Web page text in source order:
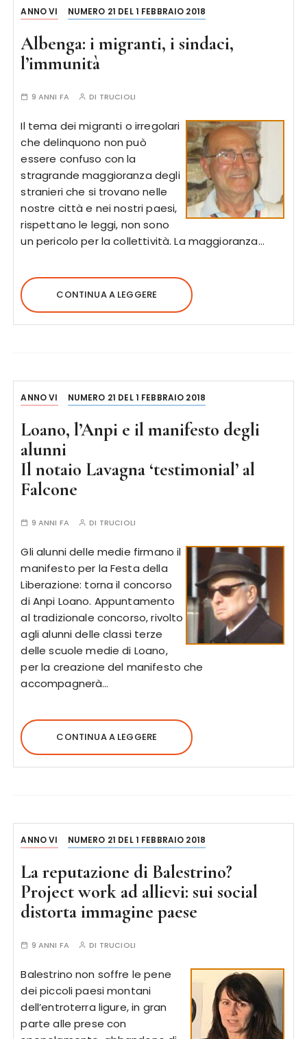
ANNO VI NUMERO 21 DEL 1 FEBBRAIO 2018
Albenga: i migranti, i sindaci,
l’immunità
9 ANNI FA DI TRUCIOLI
Il tema dei migranti o irregolari
che delinquono non può
essere confuso con la
stragrande maggioranza degli
stranieri che si trovano nelle
nostre città e nei nostri paesi,
rispettano le leggi, non sono
un pericolo per la collettività. La maggioranza…
CONTINUA A LEGGERE
ANNO VI NUMERO 21 DEL 1 FEBBRAIO 2018
Loano, l’Anpi e il manifesto degli
alunni
Il notaio Lavagna ‘testimonial’ al
Falcone
9 ANNI FA DI TRUCIOLI
Gli alunni delle medie firmano il
manifesto per la Festa della
Liberazione: torna il concorso
di Anpi Loano. Appuntamento
al tradizionale concorso, rivolto
agli alunni delle classi terze
delle scuole medie di Loano,
per la creazione del manifesto che
accompagnerà…
CONTINUA A LEGGERE
ANNO VI NUMERO 21 DEL 1 FEBBRAIO 2018
La reputazione di Balestrino?
Project work ad allievi: sui social
distorta immagine paese
9 ANNI FA DI TRUCIOLI
Balestrino non soffre le pene
dei piccoli paesi montani
dell’entroterra ligure, in gran
parte alle prese con